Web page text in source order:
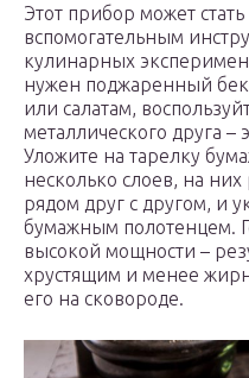
Этот прибор может
вспомогательным
кулинарных
нужен поджаренный
или салатам,
металлического друга –
Уложите на тарелку
несколько слоев, на
рядом друг с другом, и
бумажным полотенцем.
высокой мощности –
хрустящим и менее
его на сковороде.